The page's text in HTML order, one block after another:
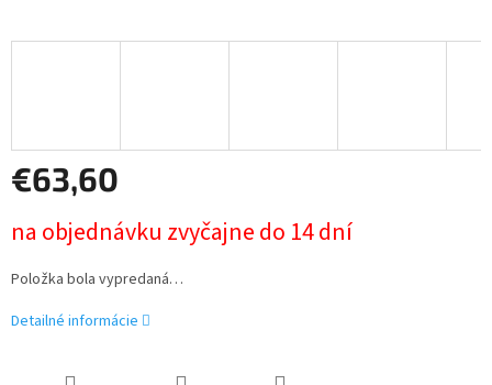
€63,60
cena:
na objednávku zvyčajne do 14 dní
Položka bola vypredaná…
Detailné informácie